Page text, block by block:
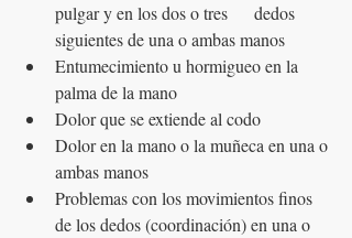
pulgar y en los dos o tres      dedos
siguientes de una o ambas manos
Entumecimiento u hormigueo en la
palma de la mano
Dolor que se extiende al codo
Dolor en la mano o la muñeca en una o
ambas manos
Problemas con los movimientos finos
de los dedos (coordinación) en una o